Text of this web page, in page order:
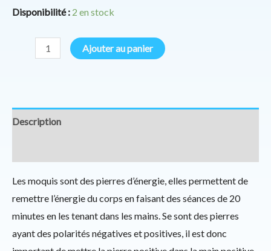
Disponibilité : 2 en stock
Ajouter au panier
Description
Les moquis sont des pierres d’énergie, elles permettent de
remettre l’énergie du corps en faisant des séances de 20
minutes en les tenant dans les mains. Se sont des pierres
ayant des polarités négatives et positives, il est donc